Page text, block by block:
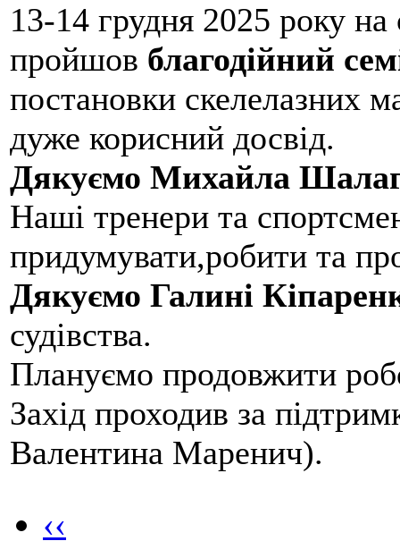
13-14 грудня 2025 року
пройшов благодійний
постановки скелелазних
дуже корисний досвід.
Дякуємо Михайла
Наші тренери та
придумувати,робити та
Дякуємо Галині
судівства.
Плануємо продовжити
Захід проходив за
Валентина Маренич).
‹‹